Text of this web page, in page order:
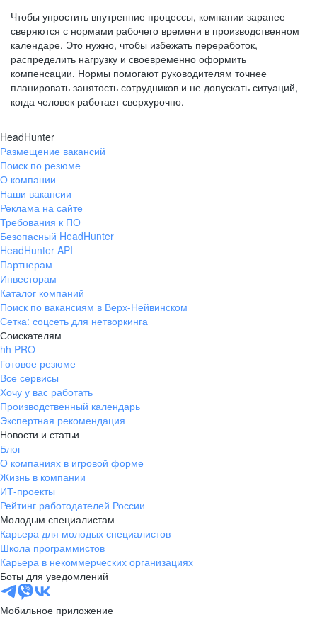
Чтобы упростить внутренние процессы, компании заранее
сверяются с нормами рабочего времени в производственном
календаре. Это нужно, чтобы избежать переработок,
распределить нагрузку и своевременно оформить
компенсации. Нормы помогают руководителям точнее
планировать занятость сотрудников и не допускать ситуаций,
когда человек работает сверхурочно.
HeadHunter
Размещение вакансий
Поиск по резюме
О компании
Наши вакансии
Реклама на сайте
Требования к ПО
Безопасный HeadHunter
HeadHunter API
Партнерам
Инвесторам
Каталог компаний
Поиск по вакансиям в Верх-Нейвинском
Сетка: соцсеть для нетворкинга
Соискателям
hh PRO
Готовое резюме
Все сервисы
Хочу у вас работать
Производственный календарь
Экспертная рекомендация
Новости и статьи
Блог
О компаниях в игровой форме
Жизнь в компании
ИТ-проекты
Рейтинг работодателей России
Молодым специалистам
Карьера для молодых специалистов
Школа программистов
Карьера в некоммерческих организациях
Боты для уведомлений
Мобильное приложение